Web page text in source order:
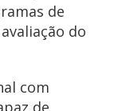
de
do
com